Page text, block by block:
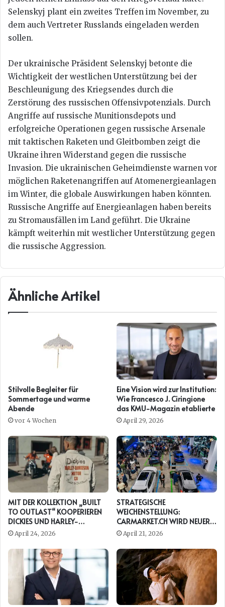
Selenskyj plant ein zweites Treffen im November, zu
dem auch Vertreter Russlands eingeladen werden
sollen.
Der ukrainische Präsident Selenskyj betonte die
Wichtigkeit der westlichen Unterstützung bei der
Beschleunigung des Kriegsendes durch die
Zerstörung des russischen Offensivpotenzials. Durch
Angriffe auf russische Munitionsdepots und
erfolgreiche Operationen gegen russische Arsenale
mit taktischen Raketen und Gleitbomben zeigt die
Ukraine ihren Widerstand gegen die russische
Invasion. Die ukrainischen Geheimdienste warnen vor
möglichen Raketenangriffen auf Atomenergieanlagen
im Winter, die globale Auswirkungen haben könnten.
Russische Angriffe auf Energieanlagen haben bereits
zu Stromausfällen im Land geführt. Die Ukraine
kämpft weiterhin mit westlicher Unterstützung gegen
die russische Aggression.
Ähnliche Artikel
Stilvolle Begleiter für
Sommertage und warme
Abende
vor 4 Wochen
Eine Vision wird zur Institution:
Wie Francesco J. Ciringione
das KMU-Magazin etablierte
April 29, 2026
MIT DER KOLLEKTION „BUILT
TO OUTLAST“ KOOPERIEREN
DICKIES UND HARLEY-
DAVIDSON ERNEUT
April 24, 2026
STRATEGISCHE
WEICHENSTELLUNG:
CARMARKET.CH WIRD NEUER
PRESENTING PARTNER DER
AUTO ZÜRICH
April 21, 2026